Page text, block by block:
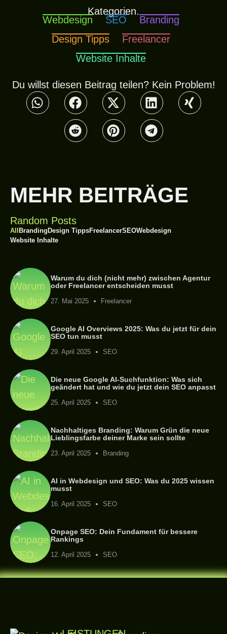
Kategorien.
Webdesign SEO
Branding
Design Tipps
Freelancer
Website Inhalte
Du willst diesen Beitrag teilen? Kein Problem!
MEHR BEITRÄGE
Random Posts
All Branding Design TippsFreelancerSEOWebdesign
Website Inhalte
Warum du dich (nicht mehr) zwischen Agentur
oder Freelancer entscheiden musst
27. Mai 2025 Freelancer
Google AI Overviews 2025: Was du jetzt für dein
SEO tun musst
29. April 2025 SEO
Die neue Google AI-Suchfunktion: Was sich
geändert hat und wie du jetzt dein SEO anpasst
25. April 2025 SEO
Nachhaltiges Branding: Warum Grün die neue
Lieblingsfarbe deiner Marke sein sollte
23. April 2025 Branding
AI in Webdesign und SEO: Was du 2025 wissen
musst
16. April 2025 SEO
Onpage SEO: Dein Fundament für bessere
Rankings
12. April 2025 SEO